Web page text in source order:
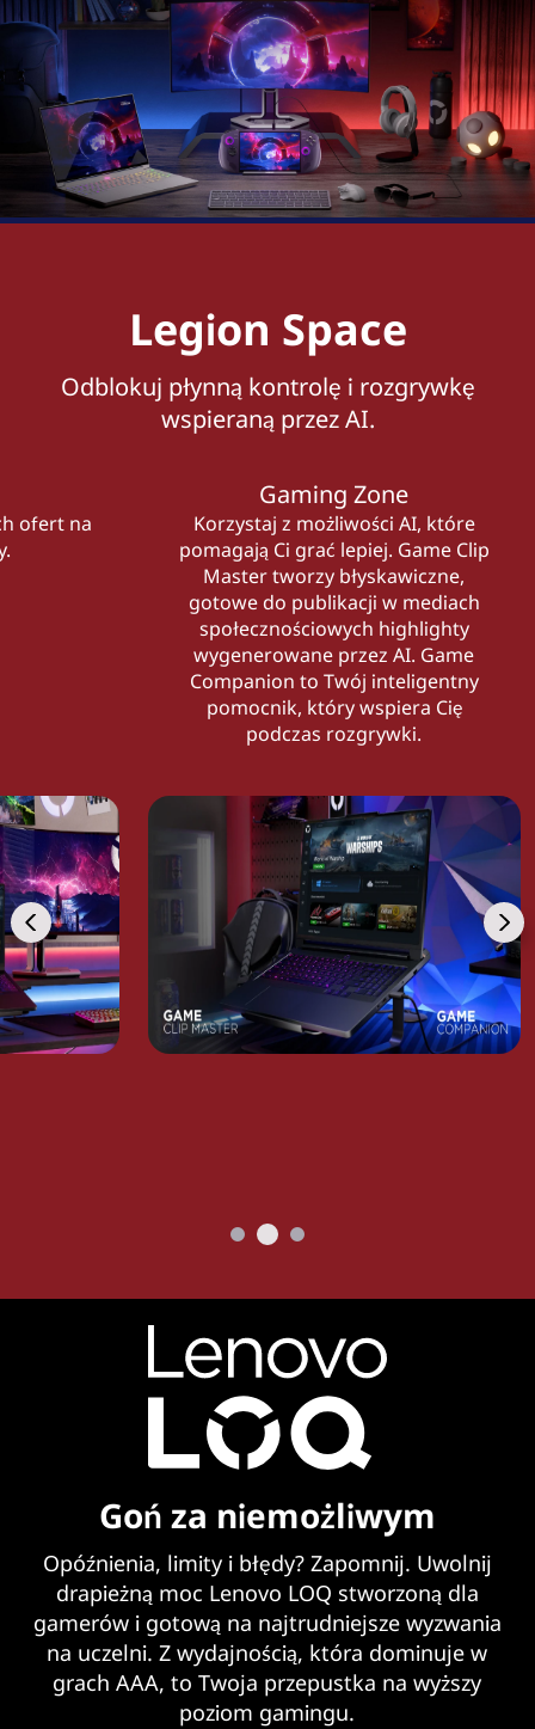
Legion Space
Odblokuj płynną kontrolę i rozgrywkę
wspieraną przez AI.
ofert na
Gaming Zone
Korzystaj z możliwości AI, które
pomagają Ci grać lepiej. Game Clip
Master tworzy błyskawiczne,
gotowe do publikacji w mediach
społecznościowych highlighty
wygenerowane przez AI. Game
Companion to Twój inteligentny
pomocnik, który wspiera Cię
podczas rozgrywki.
Goń za niemożliwym
Opóźnienia, limity i błędy? Zapomnij. Uwolnij
drapieżną moc Lenovo LOQ stworzoną dla
gamerów i gotową na najtrudniejsze wyzwania
na uczelni. Z wydajnością, która dominuje w
grach AAA, to Twoja przepustka na wyższy
poziom gamingu.